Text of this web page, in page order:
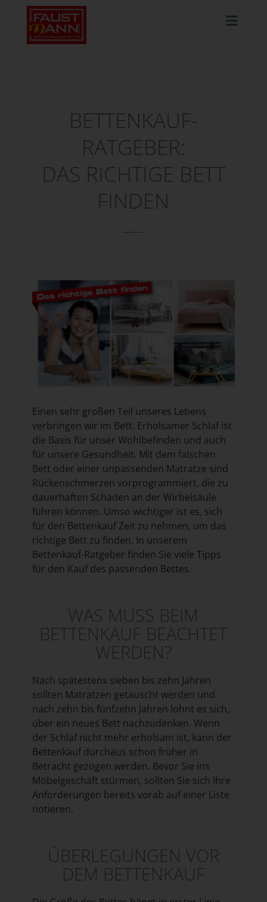
BETTENKAUF-
RATGEBER:
DAS RICHTIGE BETT
FINDEN
Einen sehr großen Teil unseres Lebens
verbringen wir im Bett. Erholsamer Schlaf ist
die Basis für unser Wohlbefinden und auch
für unsere Gesundheit. Mit dem falschen
Bett oder einer unpassenden Matratze sind
Rückenschmerzen vorprogrammiert, die zu
dauerhaften Schäden an der Wirbelsäule
führen können. Umso wichtiger ist es, sich
für den Bettenkauf Zeit zu nehmen, um das
richtige Bett zu finden. In unserem
Bettenkauf-Ratgeber finden Sie viele Tipps
für den Kauf des passenden Bettes.
WAS MUSS BEIM
BETTENKAUF BEACHTET
WERDEN?
Nach spätestens sieben bis zehn Jahren
sollten Matratzen getauscht werden und
nach zehn bis fünfzehn Jahren lohnt es sich,
über ein neues Bett nachzudenken. Wenn
der Schlaf nicht mehr erholsam ist, kann der
Bettenkauf durchaus schon früher in
Betracht gezogen werden. Bevor Sie ins
Möbelgeschäft stürmen, sollten Sie sich Ihre
Anforderungen bereits vorab auf einer Liste
notieren.
ÜBERLEGUNGEN VOR
DEM BETTENKAUF